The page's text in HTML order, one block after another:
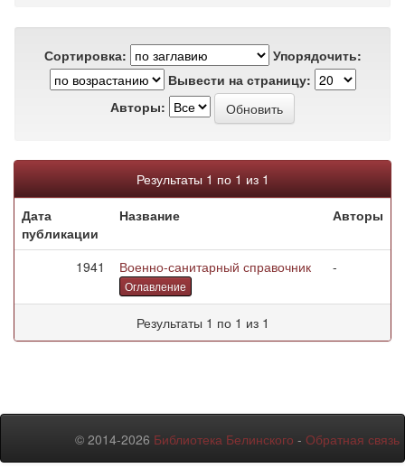
Сортировка:
Упорядочить:
Вывести на страницу:
Авторы:
Результаты 1 по 1 из 1
Дата
публикации
Название Авторы
1941 Военно-санитарный справочник
Оглавление
-
Результаты 1 по 1 из 1
© 2014-2026 Библиотека Белинского - Обратная связь